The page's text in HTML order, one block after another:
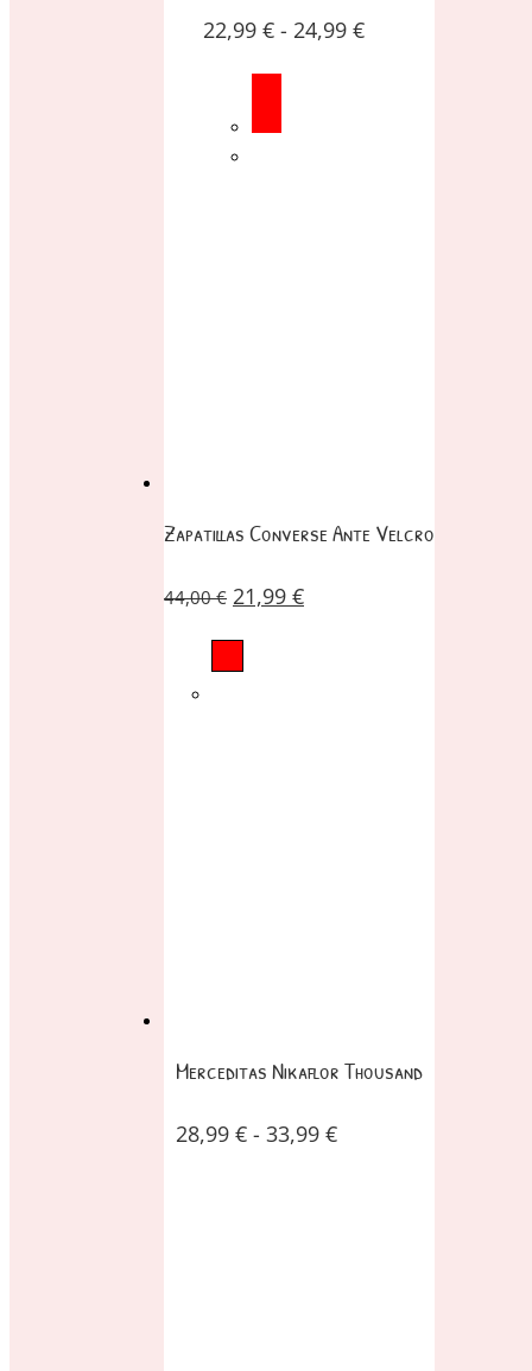
22,99 € - 24,99 €
Zapatillas Converse Ante Velcro
44,00€ 21,99 €
Merceditas Nikaflor Thousand
28,99 € - 33,99 €